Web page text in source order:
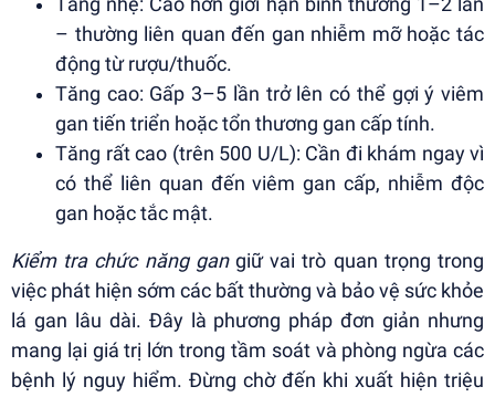
– thường liên quan đến gan nhiễm mỡ hoặc tác
động từ rượu/thuốc.
Tăng cao: Gấp 3–5 lần trở lên có thể gợi ý viêm
gan tiến triển hoặc tổn thương gan cấp tính.
Tăng rất cao (trên 500 U/L): Cần đi khám ngay vì
có thể liên quan đến viêm gan cấp, nhiễm độc
gan hoặc tắc mật.
Kiểm tra chức năng gangiữ vai trò quan trọng trong
việc phát hiện sớm các bất thường và bảo vệ sức khỏe
lá gan lâu dài. Đây là phương pháp đơn giản nhưng
mang lại giá trị lớn trong tầm soát và phòng ngừa các
bệnh lý nguy hiểm. Đừng chờ đến khi xuất hiện triệu